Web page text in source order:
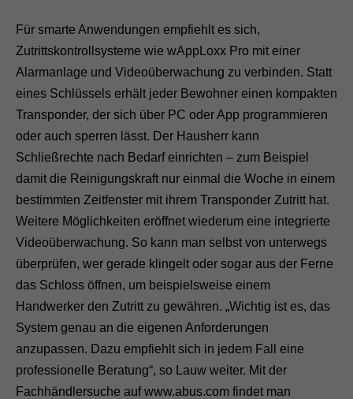
Für smarte Anwendungen empfiehlt es sich,
Zutrittskontrollsysteme wie wAppLoxx Pro mit einer
Alarmanlage und Videoüberwachung zu verbinden. Statt
eines Schlüssels erhält jeder Bewohner einen kompakten
Transponder, der sich über PC oder App programmieren
oder auch sperren lässt. Der Hausherr kann
Schließrechte nach Bedarf einrichten – zum Beispiel
damit die Reinigungskraft nur einmal die Woche in einem
bestimmten Zeitfenster mit ihrem Transponder Zutritt hat.
Weitere Möglichkeiten eröffnet wiederum eine integrierte
Videoüberwachung. So kann man selbst von unterwegs
überprüfen, wer gerade klingelt oder sogar aus der Ferne
das Schloss öffnen, um beispielsweise einem
Handwerker den Zutritt zu gewähren. „Wichtig ist es, das
System genau an die eigenen Anforderungen
anzupassen. Dazu empfiehlt sich in jedem Fall eine
professionelle Beratung“, so Lauw weiter. Mit der
Fachhändlersuche auf www.abus.com findet man